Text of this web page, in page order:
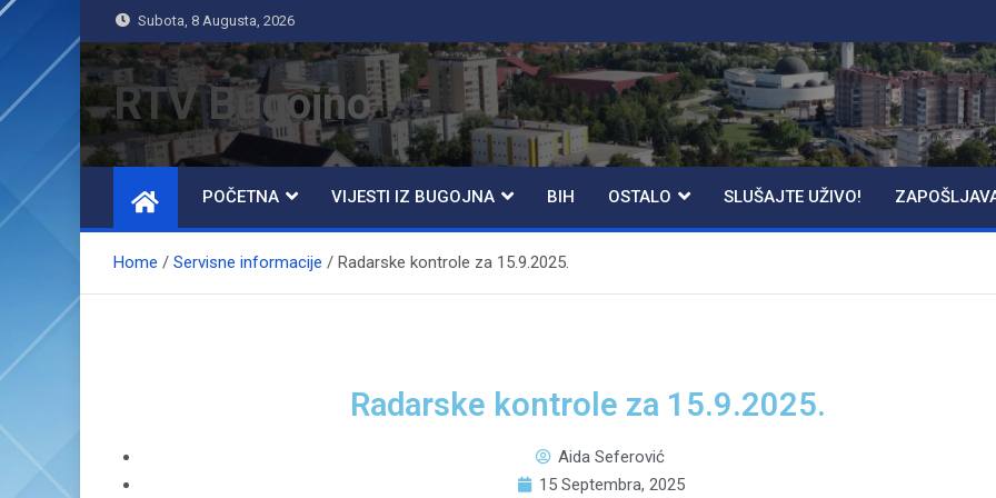
Subota, 8 Augusta, 2026
RTV Bugojno
POČETNA VIJESTI IZ BUGOJNA BIH OSTALO SLUŠAJTE UŽIVO!
Home Servisne informacije Radarske kontrole za 15.9.2025.
Radarske kontrole za 15.9.2025.
Aida Seferović
15 Septembra, 2025